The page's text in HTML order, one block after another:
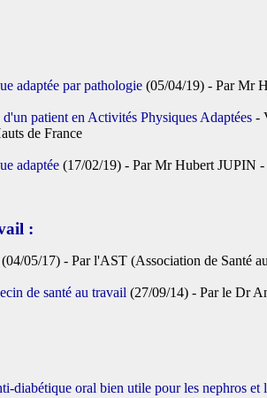
adaptée par pathologie (05/04/19) - Par Mr
d'un patient en Activités Physiques Adaptées -
de France
adaptée (17/02/19) - Par Mr Hubert JUPIN
:
(04/05/17) - Par l'AST (Association de Santé
de santé au travail (27/09/14) - Par le Dr
diabétique oral bien utile pour les nephros et